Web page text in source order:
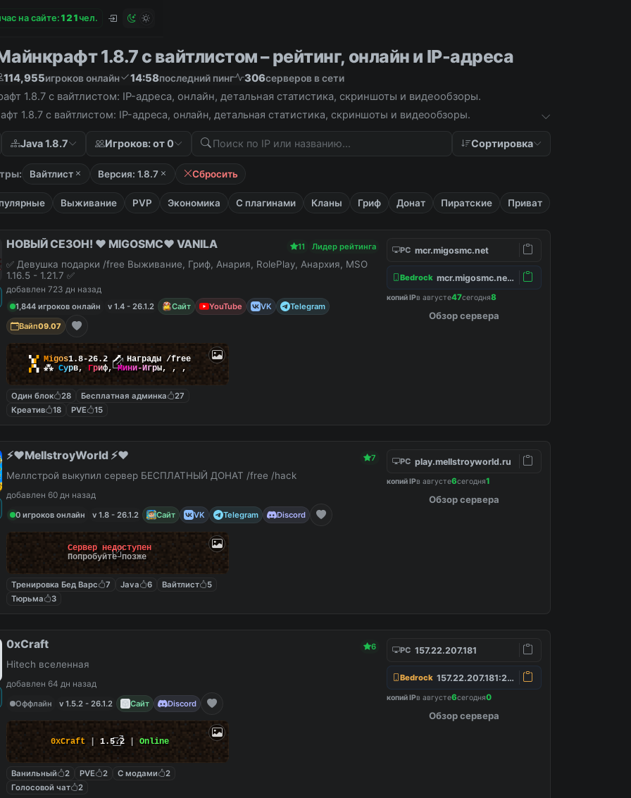
на сайте: 1 2 1чел.
1.8.7 с вайтлистом – рейтинг, онлайн и IP-адреса
114,955игроков онлайн 14:58последний пинг 306серверов в сети
1.8.7 с вайтлистом: IP-адреса, онлайн, детальная статистика, скриншоты и видеообзоры.
1.8.7 с вайтлистом: IP-адреса, онлайн, детальная статистика, скриншоты и видеообзоры.
Java 1.8.7 Игроков: от 0 Сортировка
Вайтлист Версия: 1.8.7 Сбросить
Выживание PVP Экономика С плагинами Кланы Гриф Донат Пиратские Приват
НОВЫЙ СЕЗОН! ❤️ MIGOSMC❤️ VANILA 11 Лидер рейтинга
✅ Девушка подарки /free Выживание, Гриф, Анария, RolePlay, Анархия, MSO
1.16.5 - 1.21.7 ✅
добавлен 723 дн назад
1,844 игроков онлайн
v 1.4 - 26.1.2 Сайт YouTube VK
Telegram
Вайп09.07
▚▞ Migos1.8-26.2 🗡 Награды /free
▞▚ ⁂ Сурв, Гриф,Мини-Игры, , ,
Один блок 28 Бесплатная админка
27
Креатив
18 PVE 15
PC mcr.migosmc.net
Bedrock mcr.migosmc.net:19132
копий IPв августе47сегодня8
Обзор сервера
⚡️❤️MellstroyWorld ⚡️❤️ 7
Меллстрой выкупил сервер БЕСПЛАТНЫЙ ДОНАТ /free /hack
добавлен 60 дн назад
0 игроков онлайн
v 1.8 - 26.1.2 Сайт VK Telegram Discord
Сервер недоступен
Попробуйте позже
Тренировка Бед Варс 7 Java 6 Вайтлист
5
Тюрьма
3
PC play.mellstroyworld.ru
копий IPв августе6сегодня1
Обзор сервера
0xCraft 6
Hitech вселенная
добавлен 64 дн назад
Оффлайн
v 1.5.2 - 26.1.2 Сайт Discord
0xCraft 1.5.2 Online
Ванильный 2 PVE 2 С модами
2
Голосовой чат
2
PC 157.22.207.181
Bedrock 157.22.207.181:25565
копий IPв августе6сегодня0
Обзор сервера